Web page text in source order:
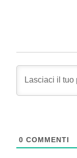
0 COMMENTI